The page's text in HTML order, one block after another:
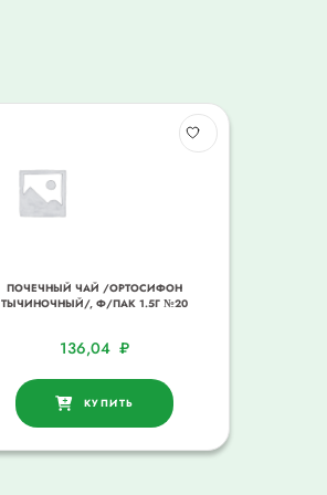
ПОЧЕЧНЫЙ ЧАЙ /ОРТОСИФОН
ТЫЧИНОЧНЫЙ/, Ф/ПАК 1.5Г №20
136,04 ₽
КУПИТЬ